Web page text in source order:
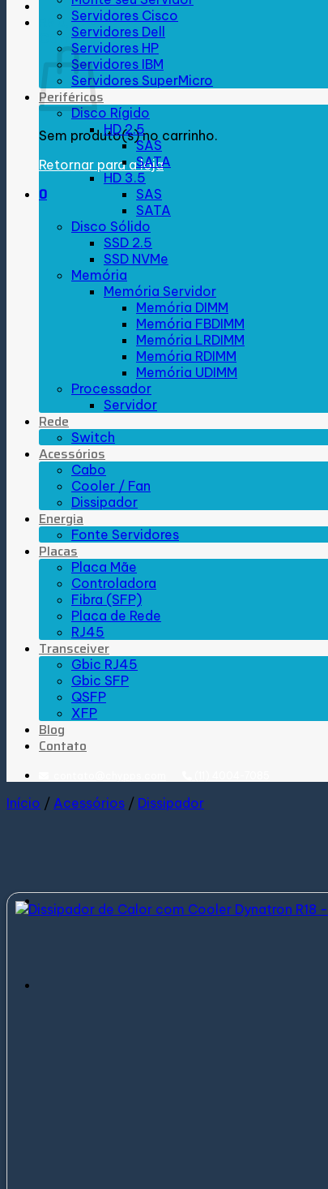
0,000
Carrinho
Sem produto(s) no carrinho.
Retornar para a loja
0
Servidores Cisco
Servidores Dell
Servidores HP
Servidores IBM
Servidores SuperMicro
Periféricos
Disco Rígido
HD 2.5
SAS
SATA
HD 3.5
SAS
SATA
Disco Sólido
SSD 2.5
SSD NVMe
Memória
Memória Servidor
Memória DIMM
Memória FBDIMM
Memória LRDIMM
Memória RDIMM
Memória UDIMM
Processador
Servidor
Rede
Switch
Acessórios
Cabo
Cooler / Fan
Dissipador
Energia
Fonte Servidores
Placas
Placa Mãe
Controladora
Fibra (SFP)
Placa de Rede
RJ45
Transceiver
Gbic RJ45
Gbic SFP
QSFP
XFP
Blog
Contato
Início / Acessórios / Dissipador